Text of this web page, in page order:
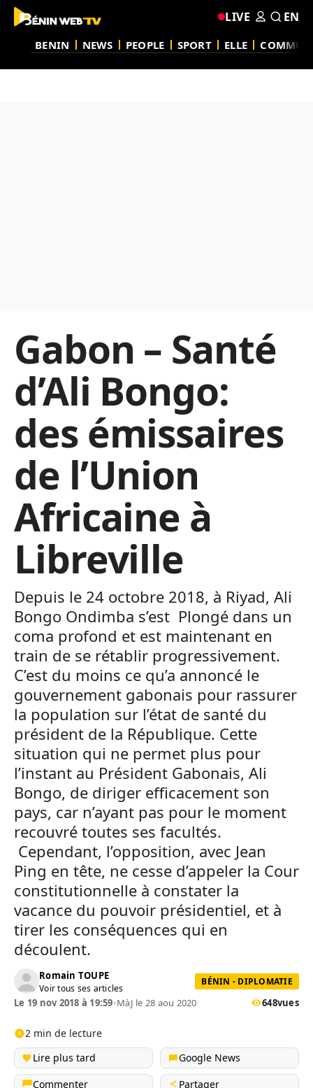
BENIN NEWS PEOPLE SPORT ELLE
LIVE EN
Gabon – Santé
d’Ali Bongo:
des émissaires
de l’Union
Africaine à
Libreville
Depuis le 24 octobre 2018, à Riyad, Ali
Bongo Ondimba s’est Plongé dans un
coma profond et est maintenant en
train de se rétablir progressivement.
C’est du moins ce qu’a annoncé le
gouvernement gabonais pour rassurer
la population sur l’état de santé du
président de la République. Cette
situation qui ne permet plus pour
l’instant au Président Gabonais, Ali
Bongo, de diriger efficacement son
pays, car n’ayant pas pour le moment
recouvré toutes ses facultés.
Cependant, l’opposition, avec Jean
Ping en tête, ne cesse d’appeler la Cour
constitutionnelle à constater la
vacance du pouvoir présidentiel, et à
tirer les conséquences qui en
découlent.
Romain TOUPE
Voir tous ses articles
BÉNIN - DIPLOMATIE
Le 19 nov 2018 à 19:59•MàJ le 28 aou 2020 648vues
2 min de lecture
Lire plus tard
Google News
Commenter
Partager